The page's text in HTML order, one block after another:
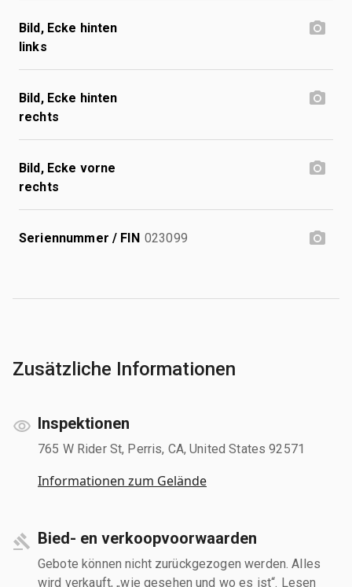
Bild, Ecke hinten
links
Bild, Ecke hinten
rechts
Bild, Ecke vorne
rechts
Seriennummer / FIN 023099
Zusätzliche Informationen
Inspektionen
765 W Rider St, Perris, CA, United States 92571
Informationen zum Gelände
Bied- en verkoopvoorwaarden
Gebote können nicht zurückgezogen werden. Alles
wird verkauft, „wie gesehen und wo es ist“. Lesen